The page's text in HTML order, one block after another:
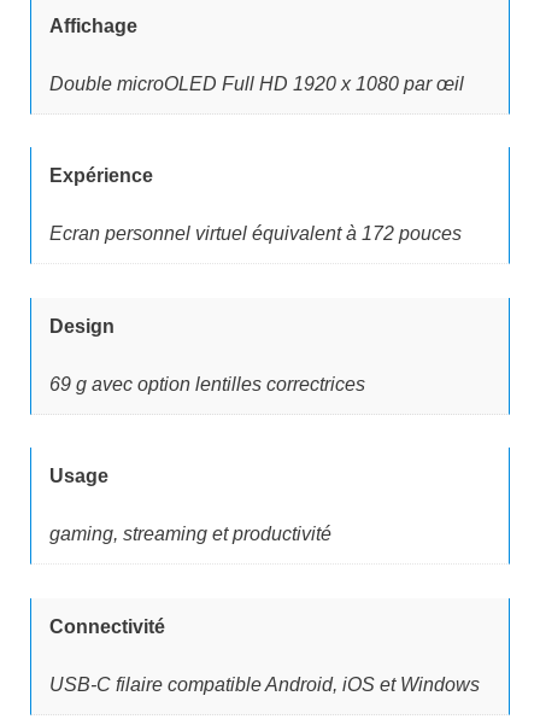
Affichage
Double microOLED Full HD 1920 x 1080 par œil
Expérience
Ecran personnel virtuel équivalent à 172 pouces
Design
69 g avec option lentilles correctrices
Usage
gaming, streaming et productivité
Connectivité
USB-C filaire compatible Android, iOS et Windows